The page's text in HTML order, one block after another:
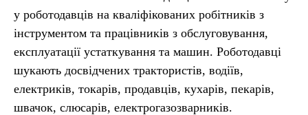
у роботодавців на кваліфікованих робітників з
інструментом та працівників з обслуговування,
експлуатації устаткування та машин. Роботодавці
шукають досвідчених трактористів, водіїв,
електриків, токарів, продавців, кухарів, пекарів,
швачок, слюсарів, електрогазозварників.